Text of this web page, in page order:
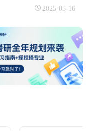
2025-05-16